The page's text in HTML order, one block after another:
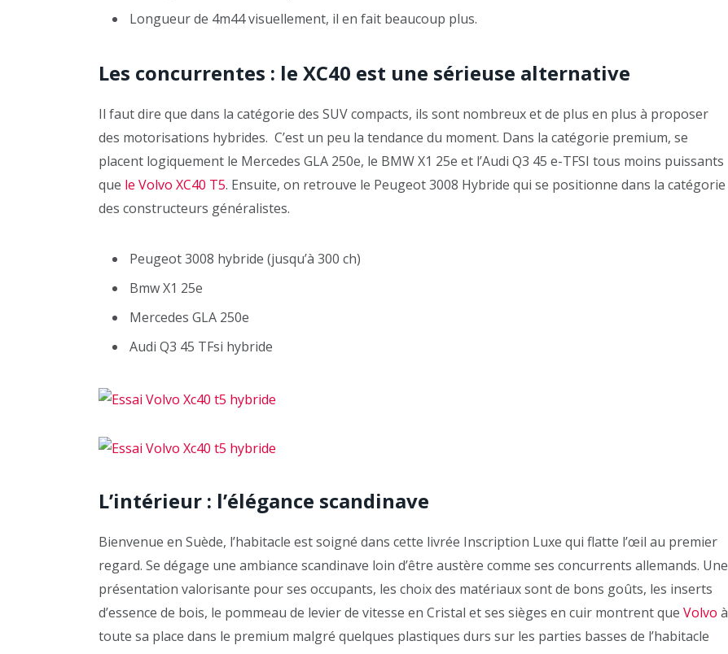
Longueur de 4m44 visuellement, il en fait beaucoup plus.
Les concurrentes : le XC40 est une sérieuse alternative
Il faut dire que dans la catégorie des SUV compacts, ils sont nombreux et de plus en plus à proposer
des motorisations hybrides. C’est un peu la tendance du moment. Dans la catégorie premium, se
placent logiquement le Mercedes GLA 250e, le BMW X1 25e et l’Audi Q3 45 e-TFSI tous moins puissants
que le Volvo XC40 T5. Ensuite, on retrouve le Peugeot 3008 Hybride qui se positionne dans la catégorie
des constructeurs généralistes.
Peugeot 3008 hybride (jusqu’à 300 ch)
Bmw X1 25e
Mercedes GLA 250e
Audi Q3 45 TFsi hybride
L’intérieur : l’élégance scandinave
Bienvenue en Suède, l’habitacle est soigné dans cette livrée Inscription Luxe qui flatte l’œil au premier
regard. Se dégage une ambiance scandinave loin d’être austère comme ses concurrents allemands. Une
présentation valorisante pour ses occupants, les choix des matériaux sont de bons goûts, les inserts
d’essence de bois, le pommeau de levier de vitesse en Cristal et ses sièges en cuir montrent que Volvo à
toute sa place dans le premium malgré quelques plastiques durs sur les parties basses de l’habitacle